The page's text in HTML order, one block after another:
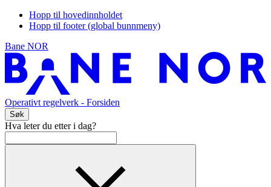
Hopp til hovedinnholdet
Hopp til footer (global bunnmeny)
Bane NOR
Operativt regelverk - Forsiden
Søk
Hva leter du etter i dag?